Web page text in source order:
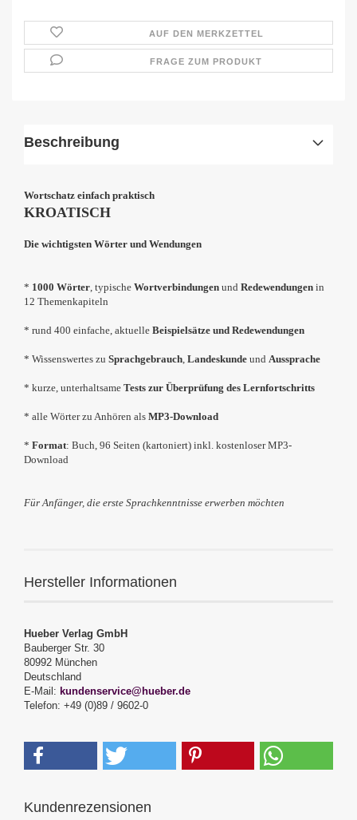
AUF DEN MERKZETTEL
FRAGE ZUM PRODUKT
Beschreibung
Wortschatz einfach praktisch
KROATISCH
Die wichtigsten Wörter und Wendungen
* 1000 Wörter, typische Wortverbindungen und Redewendungen in
12 Themenkapiteln
* rund 400 einfache, aktuelle Beispielsätze und Redewendungen
* Wissenswertes zu Sprachgebrauch, Landeskunde und Aussprache
* kurze, unterhaltsame Tests zur Überprüfung des Lernfortschritts
* alle Wörter zu Anhören als MP3-Download
* Format: Buch, 96 Seiten (kartoniert) inkl. kostenloser MP3-
Download
Für Anfänger, die erste Sprachkenntnisse erwerben möchten
Hersteller Informationen
Hueber Verlag GmbH
Bauberger Str. 30
80992 München
Deutschland
E-Mail: kundenservice@hueber.de
Telefon: +49 (0)89 / 9602-0
Kundenrezensionen